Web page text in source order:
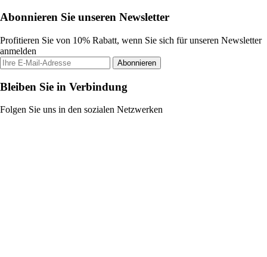
Abonnieren Sie unseren Newsletter
Profitieren Sie von 10% Rabatt, wenn Sie sich für unseren Newsletter
anmelden
Abonnieren
Bleiben Sie in Verbindung
Folgen Sie uns in den sozialen Netzwerken